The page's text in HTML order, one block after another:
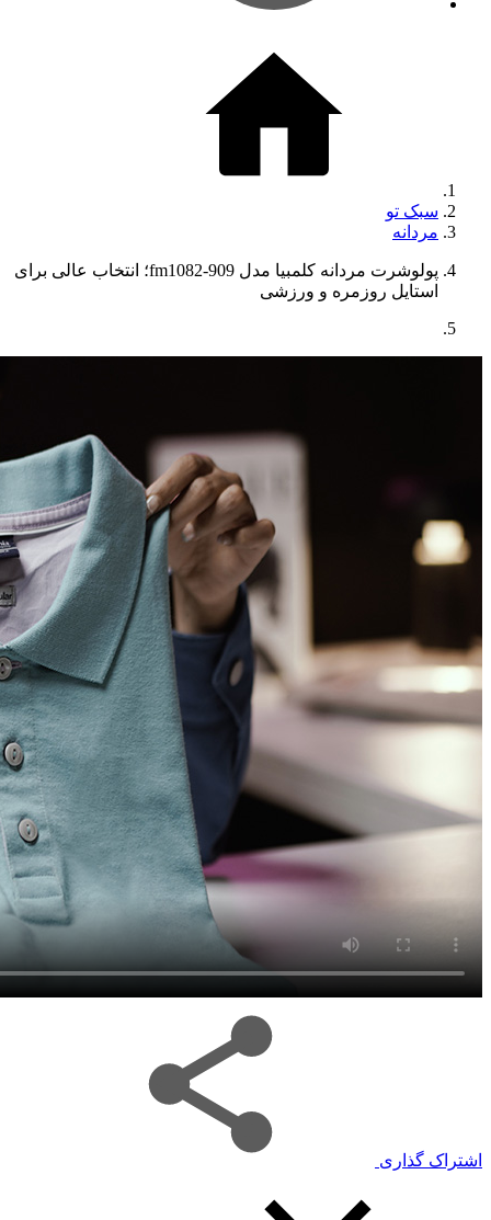
سبک تو
مردانه
پولوشرت مردانه کلمبیا مدل fm1082-909؛ انتخاب عالی برای
استایل روزمره و ورزشی
اشتراک گذاری